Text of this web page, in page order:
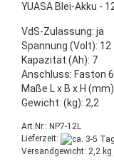
YUASA Blei-Akku -
VdS-Zulassung: ja
Spannung (Volt): 12
Kapazität (Ah): 7
Anschluss: Faston
Maße L x B x H
Gewicht: (kg): 2,2
Art.Nr.: NP7-12L
Lieferzeit:
Versandgewicht: 2,2